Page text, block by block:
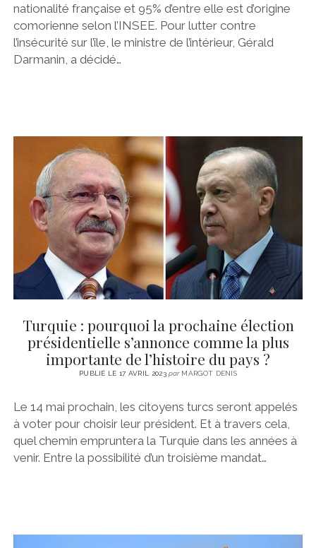
nationalité française et 95% d’entre elle est d’origine
comorienne selon l’INSEE. Pour lutter contre
l’insécurité sur l’île, le ministre de l’intérieur, Gérald
Darmanin, a décidé…
Turquie : pourquoi la prochaine élection
présidentielle s’annonce comme la plus
importante de l’histoire du pays ?
PUBLIÉ LE 17 AVRIL 2023parMARGOT DENIS
Le 14 mai prochain, les citoyens turcs seront appelés
à voter pour choisir leur président. Et à travers cela,
quel chemin empruntera la Turquie dans les années à
venir. Entre la possibilité d’un troisième mandat…